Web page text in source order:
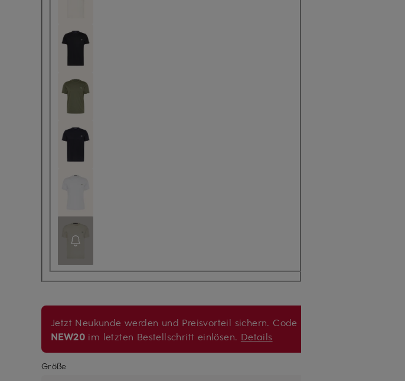
Jetzt Neukunde werden und Preisvorteil sichern. Code
NEW20 im letzten Bestellschritt einlösen. Details
Größe